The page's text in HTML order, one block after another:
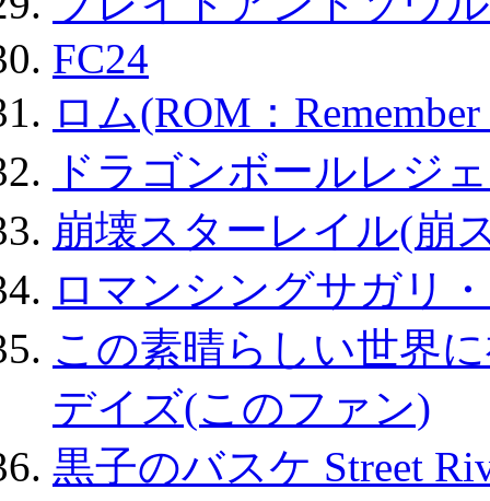
FC24
ロム(ROM：
ドラゴンボールレジ
崩壊スターレイル(崩
ロマンシングサガリ
この素晴らしい世界
デイズ(このファン)
黒子のバスケ Street